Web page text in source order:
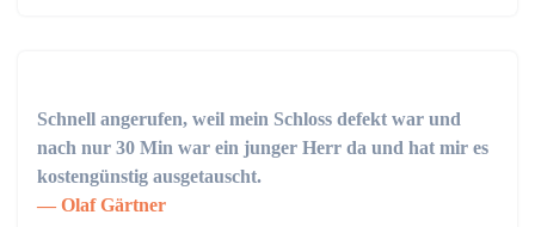
Schnell angerufen, weil mein Schloss defekt war und
nach nur 30 Min war ein junger Herr da und hat mir es
kostengünstig ausgetauscht.
Olaf Gärtner